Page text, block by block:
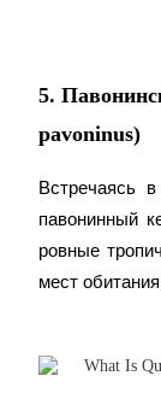
Стейкинг
Высокая
5.
pavoninus)
Встречаясь
павонинный
ровные
мест